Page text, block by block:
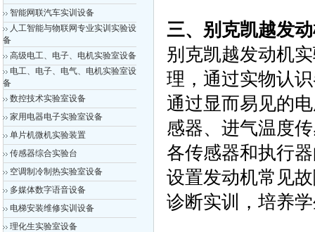
智能网联汽车实训设备
人工智能与物联网专业实训实验设
备
高级电工、电子、电机实验室设备
电工、电子、电气、电机实验室设
备
数控技术实验室设备
家用电器电子实验室设备
单片机微机实验装置
传感器综合实验台
空调制冷制热实验室设备
多媒体数字语音设备
电梯安装维修实训设备
理化生实验室设备
三、别克凯越发
别克凯越发动机
理，通过实物认
通过显而易见的
感器、进气温度
各传感器和执行
设置发动机常见
诊断实训，培养